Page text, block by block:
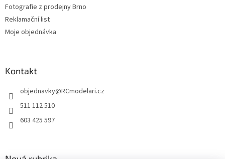
Fotografie z prodejny Brno
Reklamační list
Moje objednávka
Kontakt
objednavky@RCmodelari.cz
511 112 510
603 425 597